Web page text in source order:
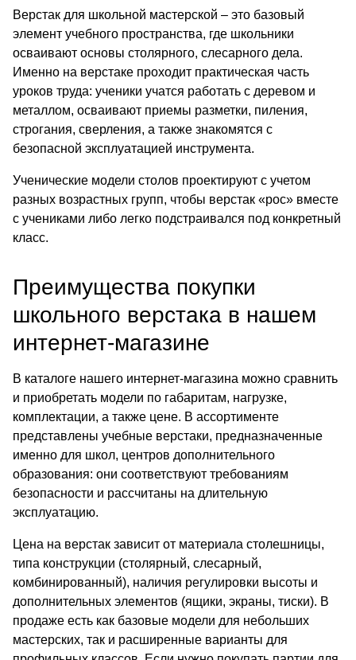
Верстак для школьной мастерской – это базовый
элемент учебного пространства, где школьники
осваивают основы столярного, слесарного дела.
Именно на верстаке проходит практическая часть
уроков труда: ученики учатся работать с деревом и
металлом, осваивают приемы разметки, пиления,
строгания, сверления, а также знакомятся с
безопасной эксплуатацией инструмента.
Ученические модели столов проектируют с учетом
разных возрастных групп, чтобы верстак «рос» вместе
с учениками либо легко подстраивался под конкретный
класс.
Преимущества покупки
школьного верстака в нашем
интернет-магазине
В каталоге нашего интернет-магазина можно сравнить
и приобретать модели по габаритам, нагрузке,
комплектации, а также цене. В ассортименте
представлены учебные верстаки, предназначенные
именно для школ, центров дополнительного
образования: они соответствуют требованиям
безопасности и рассчитаны на длительную
эксплуатацию.
Цена на верстак зависит от материала столешницы,
типа конструкции (столярный, слесарный,
комбинированный), наличия регулировки высоты и
дополнительных элементов (ящики, экраны, тиски). В
продаже есть как базовые модели для небольших
мастерских, так и расширенные варианты для